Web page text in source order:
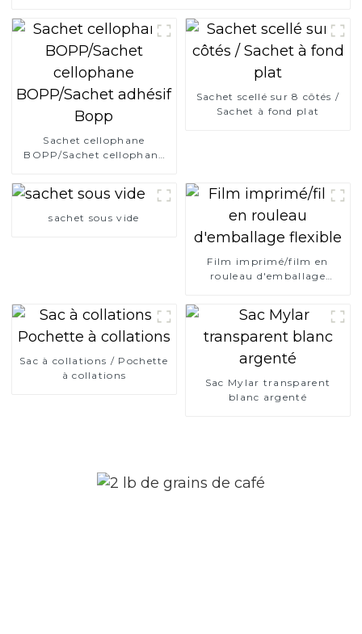
Sachet cellophane
BOPP/Sachet cellophane
Sachet scellé sur 8 côtés /
Sachet à fond plat
sachet sous vide
Film imprimé/film en
rouleau d'emballage
Sac à collations / Pochette
à collations
Sac Mylar transparent
blanc argenté